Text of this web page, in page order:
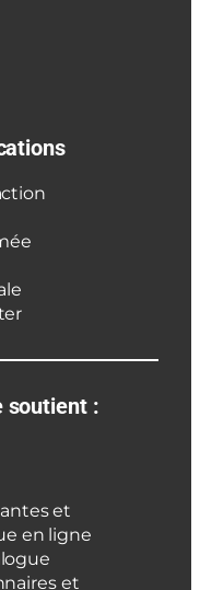
soutient :
et
en ligne
et